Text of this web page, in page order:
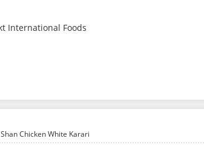
Shan Chicken White Karari